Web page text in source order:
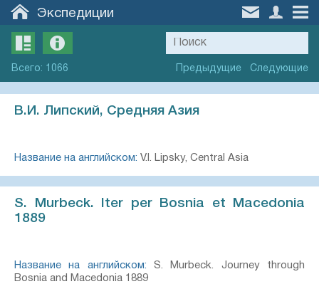
Экспедиции
Всего: 1066 Предыдущие Следующие
В.И. Липский, Средняя Азия
Название на английском: V.I. Lipsky, Central Asia
S. Murbeck. Iter per Bosnia et Macedonia
1889
Название на английском: S. Murbeck. Journey through
Bosnia and Macedonia 1889